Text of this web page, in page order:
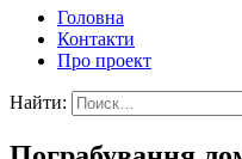
Головна
Контакти
Про проект
Найти: